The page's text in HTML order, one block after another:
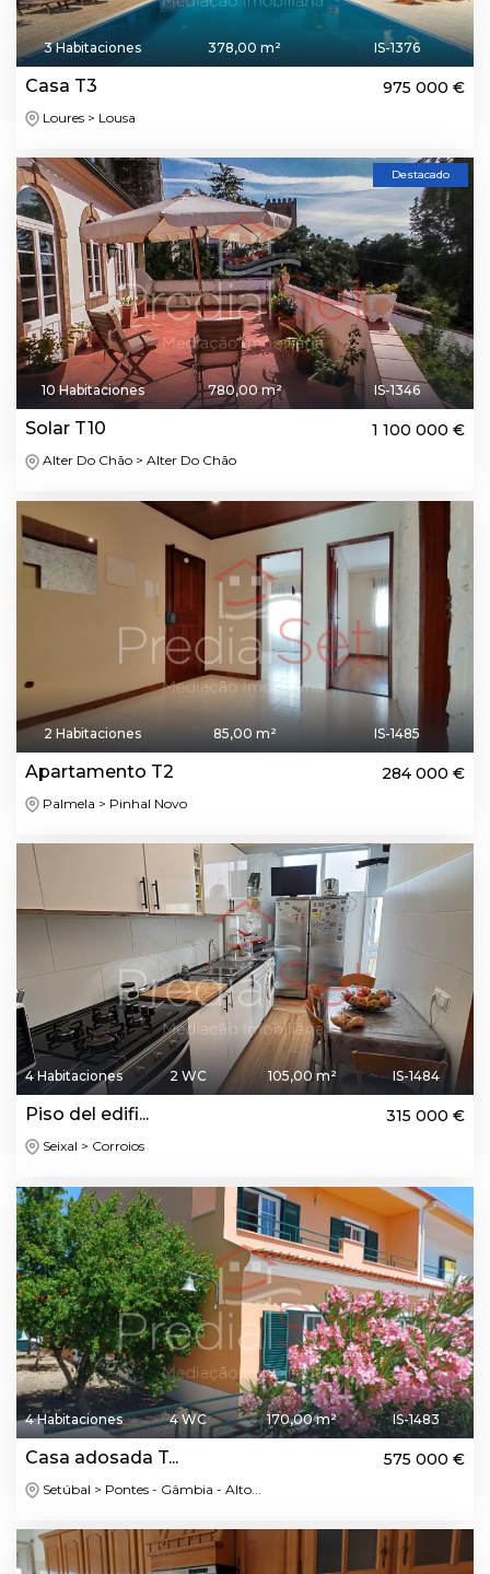
3 Habitaciones 378,00 m² IS-1376
Casa T3 975 000 €
Loures > Lousa
Destacado
10 Habitaciones 780,00 m² IS-1346
Solar T10 1 100 000 €
Alter Do Chão > Alter Do Chão
2 Habitaciones 85,00 m² IS-1485
Apartamento T2 284 000 €
Palmela > Pinhal Novo
4 Habitaciones 2 WC 105,00 m² IS-1484
Piso del edifi... 315 000 €
Seixal > Corroios
4 Habitaciones 4 WC 170,00 m² IS-1483
Casa adosada T... 575 000 €
Setúbal > Pontes - Gâmbia - Alto...